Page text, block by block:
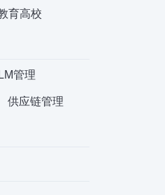
育高校
管理
供应链管理